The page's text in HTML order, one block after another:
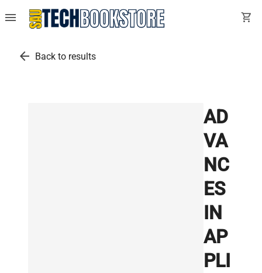
menu shopping_cart
arrow_back Back to results
AD
VA
NC
ES
IN
AP
PLI